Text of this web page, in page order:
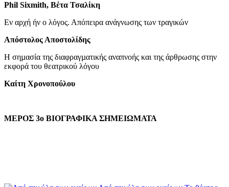
Phil Sixmith, Βέτα Τσαλίκη
Εν αρχή ήν ο λόγος. Απόπειρα ανάγνωσης των τραγικών
Απόστολος Αποστολίδης
Η σηµασία της διαφραγµατικής αναπνοής και της άρθρωσης στην
εκφορά του θεατρικού λόγου
Καίτη Χρονοπούλου
ΜΕΡΟΣ 3ο ΒΙΟΓΡΑΦΙΚΑ ΣΗΜΕΙΩΜΑΤΑ